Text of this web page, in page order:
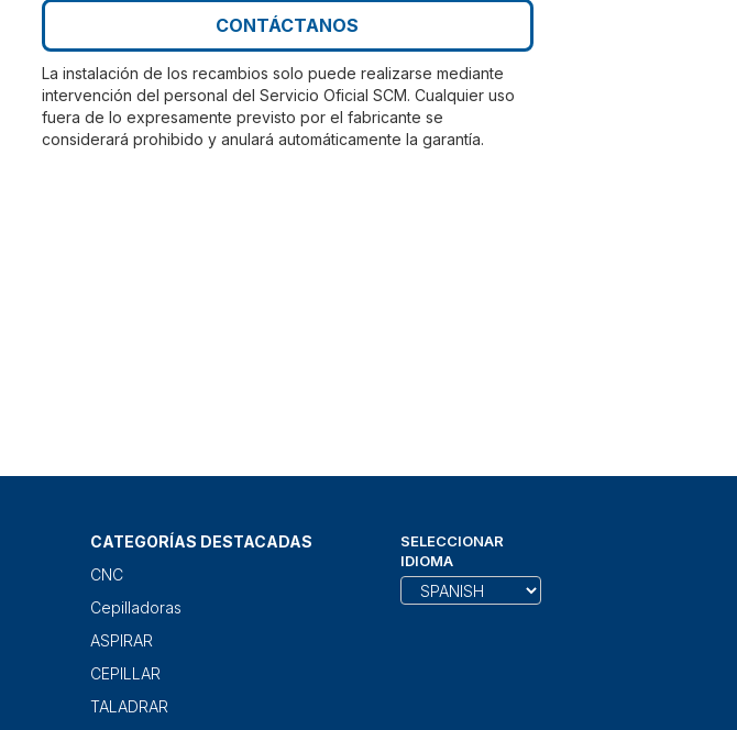
CONTÁCTANOS
La instalación de los recambios solo puede realizarse mediante
intervención del personal del Servicio Oficial SCM. Cualquier uso
fuera de lo expresamente previsto por el fabricante se
considerará prohibido y anulará automáticamente la garantía.
CATEGORÍAS DESTACADAS
CNC
Cepilladoras
ASPIRAR
CEPILLAR
TALADRAR
SELECCIONAR
IDIOMA